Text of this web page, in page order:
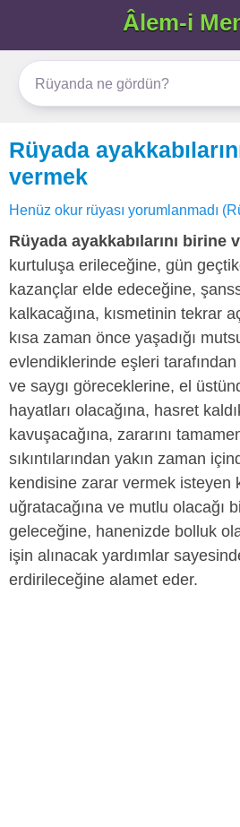
Âlem-i
Rüyada
vermek
Henüz okur rüyası yorumlanmadı
Rüyada ayakkabılarını birine
kurtuluşa erileceğine, gün
kazançlar elde edeceğine,
kalkacağına, kısmetinin tekrar
kısa zaman önce yaşadığı
evlendiklerinde eşleri
ve saygı göreceklerine, el
hayatları olacağına, hasret
kavuşacağına, zararını
sıkıntılarından yakın zaman
kendisine zarar vermek isteyen
uğratacağına ve mutlu olacağı
geleceğine, hanenizde bolluk
işin alınacak yardımlar
erdirileceğine alamet eder.